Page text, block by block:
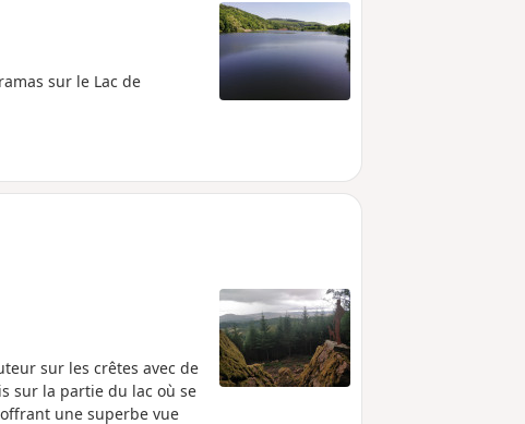
sur le Lac de
sur les crêtes avec de
sur la partie du lac où se
une superbe vue